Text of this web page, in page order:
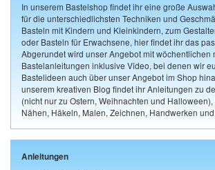
In unserem Bastelshop findet ihr eine große
für die unterschiedlichsten Techniken und
Basteln mit Kindern und Kleinkindern, zum
oder Basteln für Erwachsene, hier findet ihr das
Abgerundet wird unser Angebot mit wöchentlichen
Bastelanleitungen inklusive Video, bei denen wir
Bastelideen auch über unser Angebot im Shop
unserem kreativen Blog findet ihr Anleitungen zu
(nicht nur zu Ostern, Weihnachten und
Nähen, Häkeln, Malen, Zeichnen, Handwerken
Anleitungen